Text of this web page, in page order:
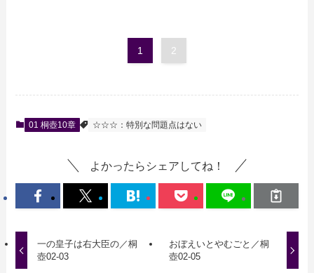
1 2
01 桐壺10章 ☆☆☆：特別な問題点はない
よかったらシェアしてね！
一の皇子は右大臣の／桐
壺02-03
おぼえいとやむごと／桐
壺02-05